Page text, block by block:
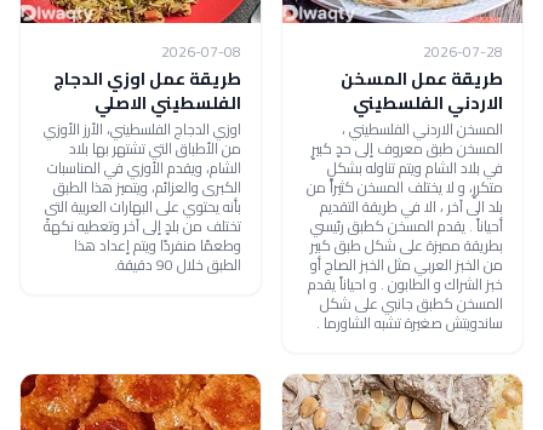
2026-07-28
طريقة عمل المسخن
الاردني الفلسطيني
المسخن الاردني الفلسطيني ،
المسخن طبق معروف إلى حدٍ كبيرٍ
في بلاد الشام ويتم تناوله بشكلٍ
متكررٍ، و لا يختلف المسخن كثيراً من
بلد الى آخر ، الا في طريقة التقديم
أحياناً . يقدم المسخن كطبق رئيسي
بطريقة مميزة على شكل طبق كبير
من الخبز العربي مثل الخبز الصاج أو
خبز الشراك و الطابون . و احياناً يقدم
المسخن كطبق جانبي على شكل
ساندويتش صغيرة تشبه الشاورما .
2026-07-08
طريقة عمل اوزي الدجاج
الفلسطيني الاصلي
اوزي الدجاج الفلسطيني، الأرز الأوزي
من الأطباق التي تشتهر بها بلاد
الشام، ويقدم الأوزي في المناسبات
الكبرى والعزائم، ويتميز هذا الطبق
بأنه يحتوي على البهارات العربية التى
تختلف من بلدٍ إلى آخر وتعطيه نكهةً
وطعمًا منفردًا ويتم إعداد هذا
الطبق خلال 90 دقيقة.